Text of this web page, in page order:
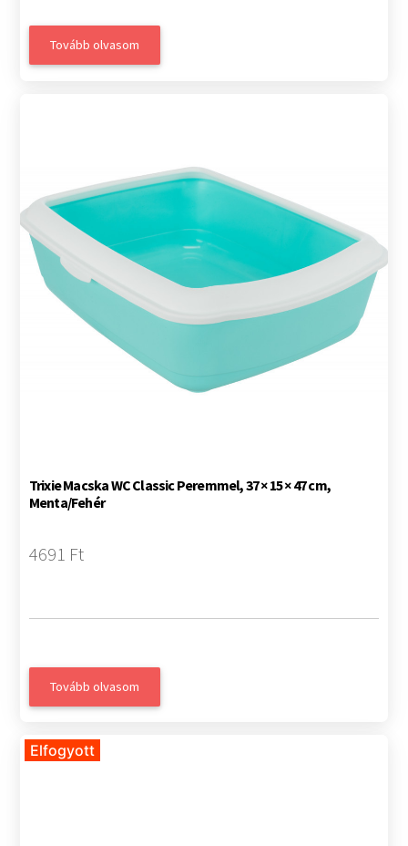
Tovább olvasom
Trixie Macska WC Classic Peremmel, 37 × 15 × 47 cm,
Menta/Fehér
4691 Ft
Tovább olvasom
Elfogyott